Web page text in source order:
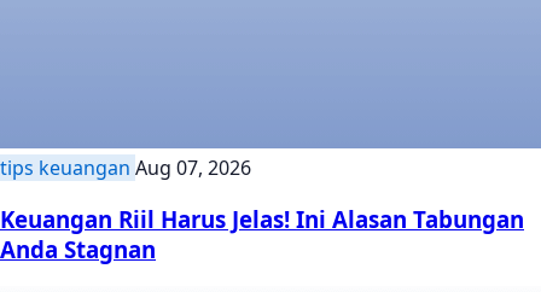
tips keuangan Aug 07, 2026
Keuangan Riil Harus Jelas! Ini Alasan Tabungan
Anda Stagnan